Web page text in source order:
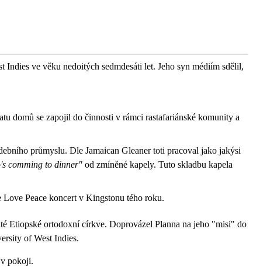
ve věku nedoitých sedmdesáti let. Jeho syn médiím sdělil,
domů se zapojil do činnosti v rámci rastafariánské komunity a
průmyslu. Dle Jamaican Gleaner toti pracoval jako jakýsi
comming to dinner" od zmíněné kapely. Tuto skladbu kapela
Peace koncert v Kingstonu tého roku.
Etiopské ortodoxní církve. Doprovázel Planna na jeho "misi" do
of West Indies.
pokoji.